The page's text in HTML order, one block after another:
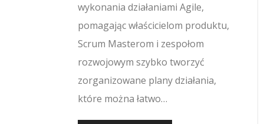
wykonania działaniami Agile,
pomagając właścicielom produktu,
Scrum Masterom i zespołom
rozwojowym szybko tworzyć
zorganizowane plany działania,
które można łatwo…